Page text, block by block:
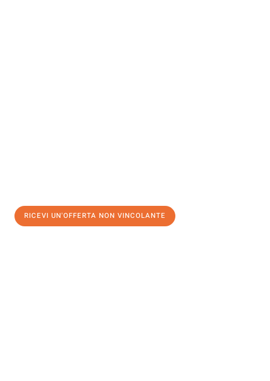
RICEVI UN'OFFERTA NON VINCOLANTE